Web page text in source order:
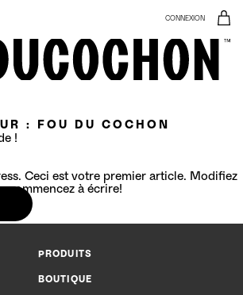
CONNEXION
: FOU DU COCHON
!
Ceci est votre premier article. Modifiez
commencez à écrire!
PRODUITS
BOUTIQUE